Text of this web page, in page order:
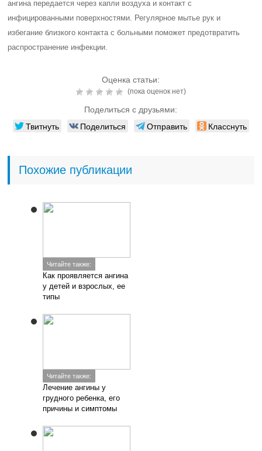
ангина передается через капли воздуха и контакт с
инфицированными поверхностями. Регулярное мытье рук и
избегание близкого контакта с больными поможет предотвратить
распространение инфекции.
Оценка статьи:
(пока оценок нет)
Поделиться с друзьями:
Твитнуть Поделиться Отправить Класснуть
Похожие публикации
Читайте также:
Как проявляется ангина
у детей и взрослых, ее
типы
Читайте также:
Лечение ангины у
грудного ребенка, его
причины и симптомы